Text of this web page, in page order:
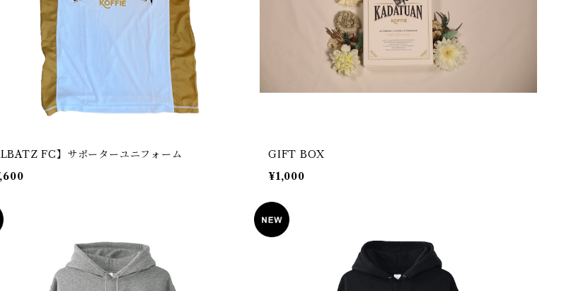
FC】サポーターユニフォーム
GIFT BOX
¥1,000